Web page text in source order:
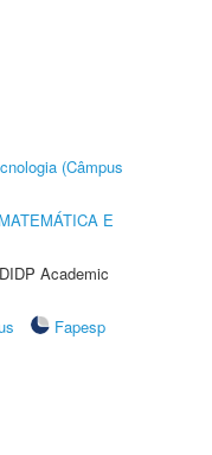
(Câmpus
E
Academic
Fapesp